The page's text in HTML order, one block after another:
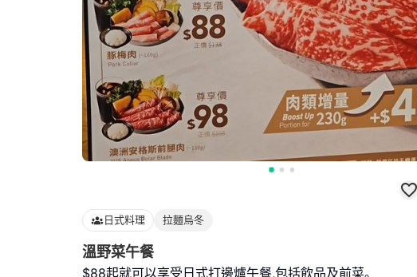
日式料理 拉麵烏冬
溫野菜午餐
$88起就可以享受日式打邊爐午餐,包括飲品及前菜｡